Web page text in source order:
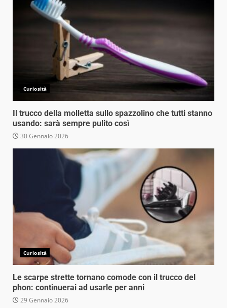
Curiosità
Il trucco della molletta sullo spazzolino che tutti stanno
usando: sarà sempre pulito così
30 Gennaio 2026
Curiosità
Le scarpe strette tornano comode con il trucco del
phon: continuerai ad usarle per anni
29 Gennaio 2026